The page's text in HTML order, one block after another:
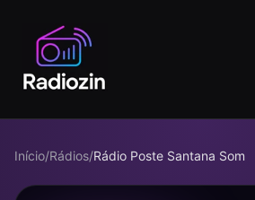
Início/Rádios/Rádio Poste Santana Som